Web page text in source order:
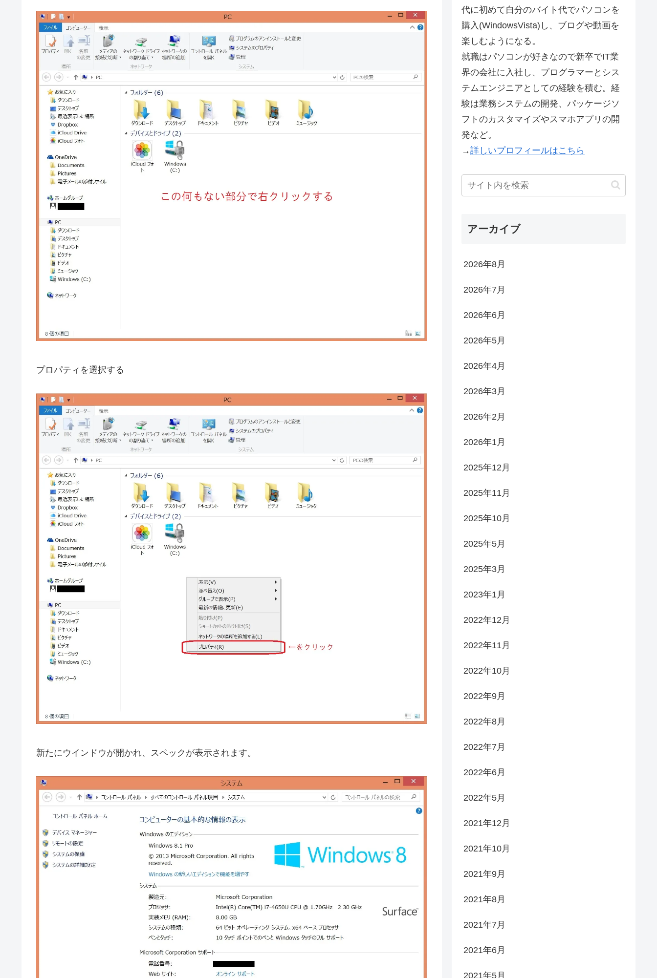
プロパティを選択する
新たにウインドウが開かれ、スペックが表示されます。
代に初めて自分のバイト代でパソコンを
購入(WindowsVista)し、ブログや動画を
楽しむようになる。
就職はパソコンが好きなので新卒でIT業
界の会社に入社し、プログラマーとシス
テムエンジニアとしての経験を積む。経
験は業務システムの開発、パッケージソ
フトのカスタマイズやスマホアプリの開
発など。
→詳しいプロフィールはこちら
アーカイブ
2026年8月
2026年7月
2026年6月
2026年5月
2026年4月
2026年3月
2026年2月
2026年1月
2025年12月
2025年11月
2025年10月
2025年5月
2025年3月
2023年1月
2022年12月
2022年11月
2022年10月
2022年9月
2022年8月
2022年7月
2022年6月
2022年5月
2021年12月
2021年10月
2021年9月
2021年8月
2021年7月
2021年6月
2021年5月